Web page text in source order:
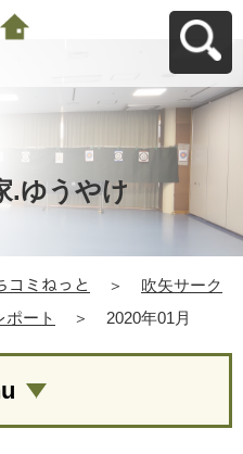
.ゆうやけ
ミねっと ＞
吹矢サーク
ポート ＞ 2020年01月